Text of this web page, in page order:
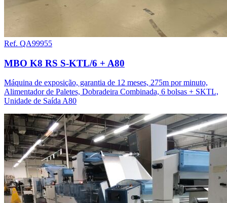
Ref. QA99955
MBO K8 RS S-KTL/6 + A80
Máquina de exposição, garantia de 12 meses, 275m por minuto,
Alimentador de Paletes, Dobradeira Combinada, 6 bolsas + SKTL,
Unidade de Saída A80